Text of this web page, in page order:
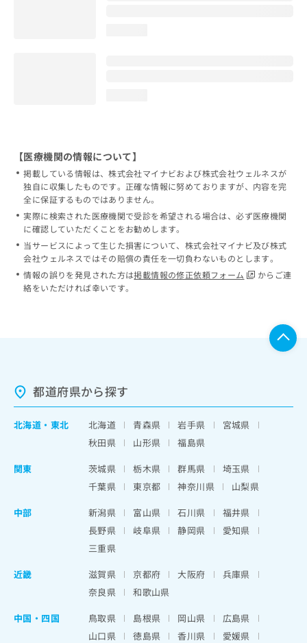
【医療機関の情報について】
掲載している情報は、株式会社マイナビおよび株式会社ウェルネスが
独自に収集したものです。正確な情報に努めておりますが、内容を完
全に保証するものではありません。
実際に検索された医療機関で受診を希望される場合は、必ず医療機関
に確認していただくことをお勧めします。
当サービスによって生じた損害について、株式会社マイナビ及び株式
会社ウェルネスではその賠償の責任を一切負わないものとします。
情報の誤りを発見された方は掲載情報の修正依頼フォーム
からご連
絡をいただければ幸いです。
都道府県から探す
北海道 ・ 東北 北海道 青森県 岩手県
宮城県
秋田県
山形県
福島県
関東
茨城県 栃木県 群馬県
埼玉県
千葉県
東京都 神奈川県
山梨県
中部
新潟県 富山県 石川県
福井県
長野県
岐阜県 静岡県
愛知県
三重県
近畿
滋賀県 京都府 大阪府
兵庫県
奈良県
和歌山県
中国・四国
鳥取県 島根県 岡山県
広島県
山口県
徳島県 香川県
愛媛県